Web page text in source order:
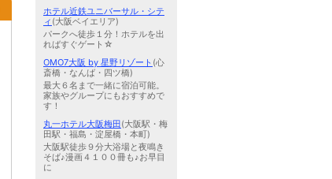
ホテル近鉄ユニバーサル・シテ
ィ (大阪ベイエリア)
パークへ徒歩１分！ホテルを出
ればすぐゲート☆
OMO7大阪 by 星野リゾート (心
斎橋・なんば・四ツ橋)
最大６名まで一緒に宿泊可能。
家族やグループにもおすすめで
す！
丸一ホテル大阪梅田(大阪駅・梅
田駅・福島・淀屋橋・本町)
大阪駅徒歩９分大浴場と夜鳴き
そば♪漫画４１００冊も♪お早目
に